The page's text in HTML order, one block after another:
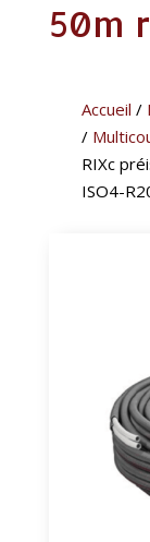
50m
Accueil /
/
RIXc
ISO4-